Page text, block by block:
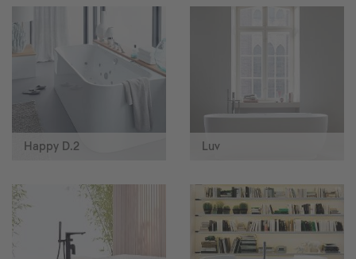
Happy D.2 Luv